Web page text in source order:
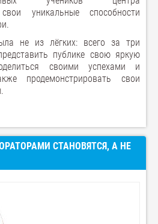
уникальные способности
не из лёгких: всего за три
публике свою яркую
своими успехами и
продемонстрировать свои
СТАНОВЯТСЯ, А НЕ